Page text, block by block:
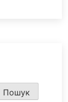
Пошук